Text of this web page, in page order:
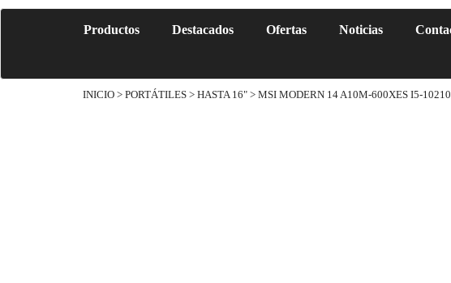
Productos Destacados Ofertas Noticias
INICIO > PORTÁTILES > HASTA 16" > MSI MODERN 14 A10M-600XES I5-